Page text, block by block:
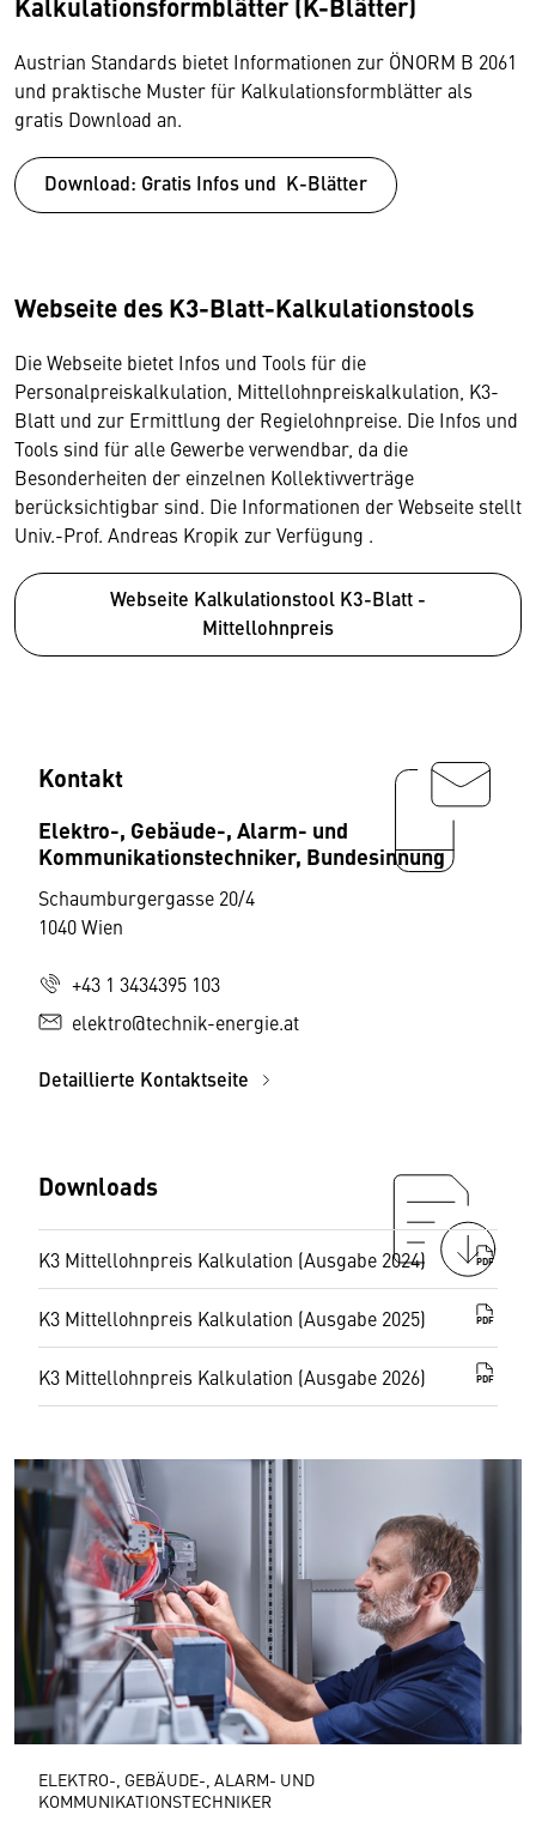
Austrian Standards bietet Informationen zur ÖNORM B 2061
und praktische Muster für Kalkulationsformblätter als
gratis Download an.
Download: Gratis Infos und K-Blätter
Webseite des K3-Blatt-Kalkulationstools
Die Webseite bietet Infos und Tools für die
Personalpreiskalkulation, Mittellohnpreiskalkulation, K3-
Blatt und zur Ermittlung der Regielohnpreise. Die Infos und
Tools sind für alle Gewerbe verwendbar, da die
Besonderheiten der einzelnen Kollektivverträge
berücksichtigbar sind. Die Informationen der Webseite stellt
Univ.-Prof. Andreas Kropik zur Verfügung .
Webseite Kalkulationstool K3-Blatt -
Mittellohnpreis
Kontakt
Elektro-, Gebäude-, Alarm- und
Kommunikationstechniker, Bundesinnung
Schaumburgergasse 20/4
1040 Wien
+43 1 3434395 103
elektro@technik-energie.at
Detaillierte Kontaktseite
Downloads
K3 Mittellohnpreis Kalkulation (Ausgabe 2024) PDF
K3 Mittellohnpreis Kalkulation (Ausgabe 2025) PDF
K3 Mittellohnpreis Kalkulation (Ausgabe 2026) PDF
ELEKTRO-, GEBÄUDE-, ALARM- UND
KOMMUNIKATIONSTECHNIKER